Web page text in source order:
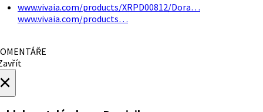
www.vivaia.com/products/XRPD00812/Dora…
www.vivaia.com/products…